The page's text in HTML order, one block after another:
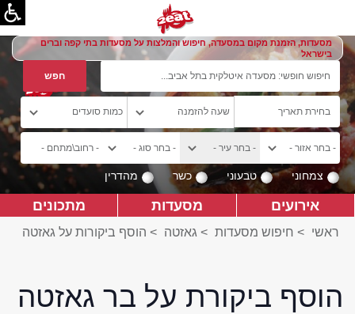
מסעדות, הזמנת מקום במסעדה, חיפוש והמלצות על מסעדות בתי קפה וברים
בישראל
צמחוני טבעוני כשר מהדרין
אירועים מסעדות מתכונים
ראשי > חיפוש מסעדות > גאזטה > הוסף ביקורות על גאזטה
הוסף ביקורת על בר גאזטה